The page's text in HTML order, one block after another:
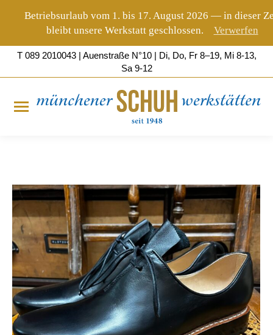
Betriebsurlaub vom 1. bis 17. August 2026 — in dieser
bleibt unsere Werkstatt geschlossen.
Verwerfen
T 089 2010043 | Auenstraße N°10| Di, Do, Fr 8–19, Mi 8-13,
Sa 9-12